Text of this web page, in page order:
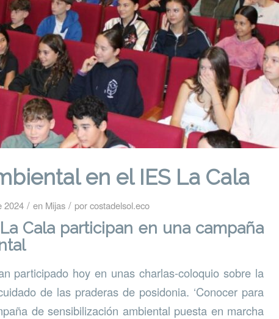
en el IES La Cala
2024 / en Mijas / porcostadelsol.eco
Cala participan en una campaña
participado hoy en unas charlas-coloquio sobre la
de las praderas de posidonia. ‘Conocer para
de sensibilización ambiental puesta en marcha